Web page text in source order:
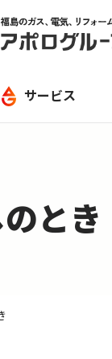
サービス
とき